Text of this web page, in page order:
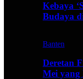
Kebaya
Budaya
Banten
Deretan
Mei yang